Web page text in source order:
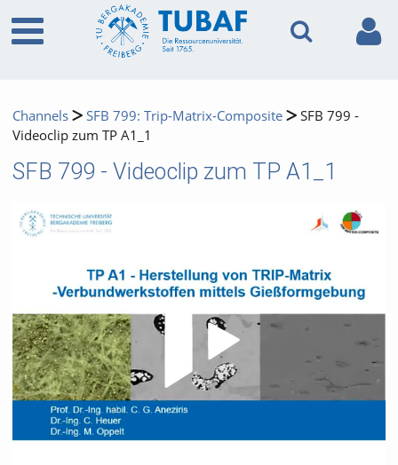
Channels SFB 799: Trip-Matrix-Composite
SFB 799 -
Videoclip zum TP A1_1
SFB 799 - Videoclip zum TP A1_1